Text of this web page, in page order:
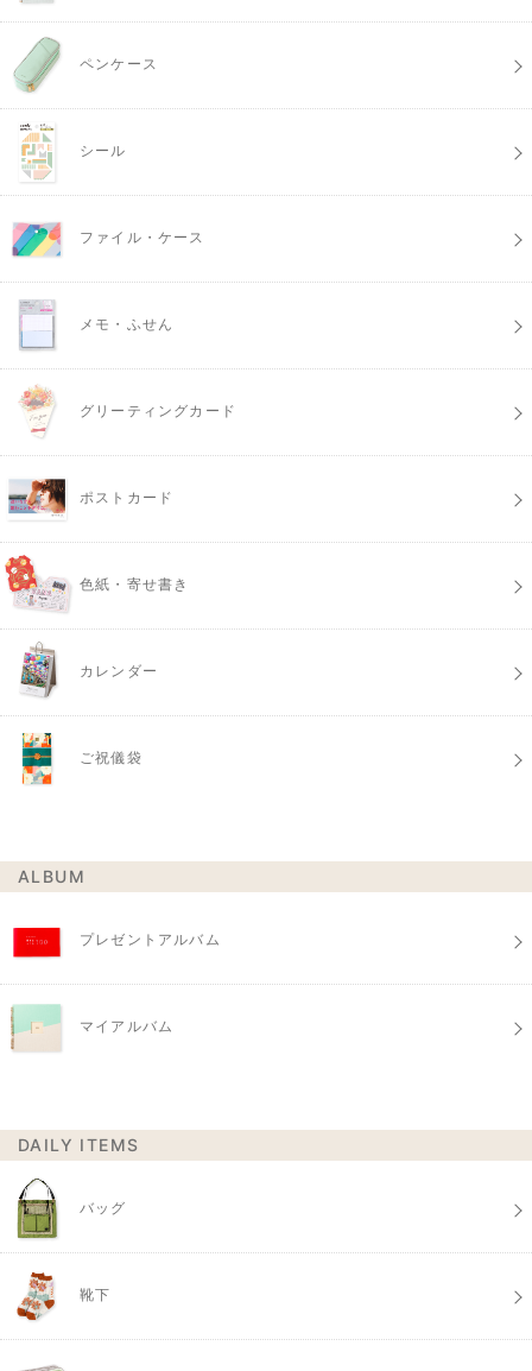
ペンケース
シール
ファイル・ケース
メモ・ふせん
グリーティングカード
ポストカード
色紙・寄せ書き
カレンダー
ご祝儀袋
ALBUM
プレゼントアルバム
マイアルバム
DAILY ITEMS
バッグ
靴下